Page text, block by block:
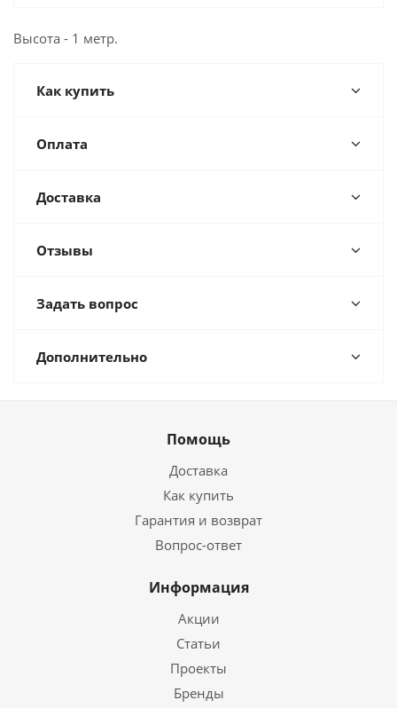
Высота - 1 метр.
Как купить
Оплата
Доставка
Отзывы
Задать вопрос
Дополнительно
Помощь
Доставка
Как купить
Гарантия и возврат
Вопрос-ответ
Информация
Акции
Статьи
Проекты
Бренды